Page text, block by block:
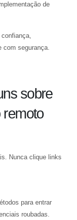
de
com segurança.
sobre
remoto
Nunca clique links
para entrar
roubadas.